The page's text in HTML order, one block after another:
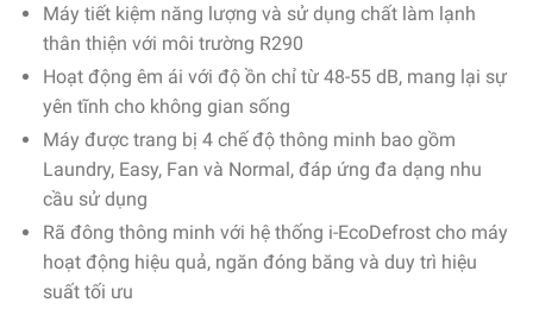
Máy tiết kiệm năng lượng và sử dụng chất làm lạnh
thân thiện với môi trường R290
Hoạt động êm ái với độ ồn chỉ từ 48-55 dB, mang lại sự
yên tĩnh cho không gian sống
Máy được trang bị 4 chế độ thông minh bao gồm
Laundry, Easy, Fan và Normal, đáp ứng đa dạng nhu
cầu sử dụng
Rã đông thông minh với hệ thống i-EcoDefrost cho máy
hoạt động hiệu quả, ngăn đóng băng và duy trì hiệu
suất tối ưu